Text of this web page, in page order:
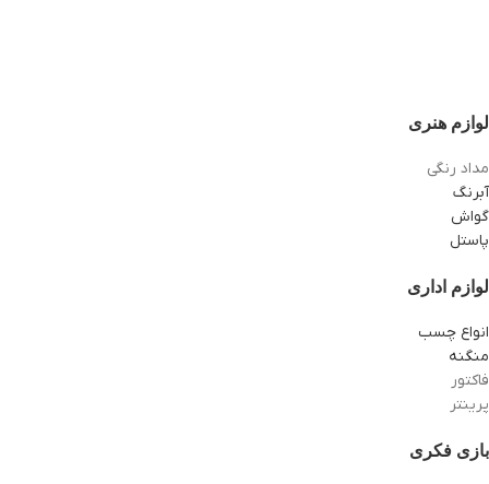
لوازم هنری
مداد رنگی
آبرنگ
گواش
پاستل
لوازم اداری
انواع چسب
منگنه
فاکتور
پرینتر
بازی فکری